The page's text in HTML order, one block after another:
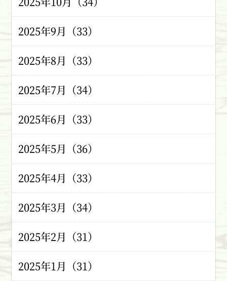
2025年9月（33）
2025年8月（33）
2025年7月（34）
2025年6月（33）
2025年5月（36）
2025年4月（33）
2025年3月（34）
2025年2月（31）
2025年1月（31）